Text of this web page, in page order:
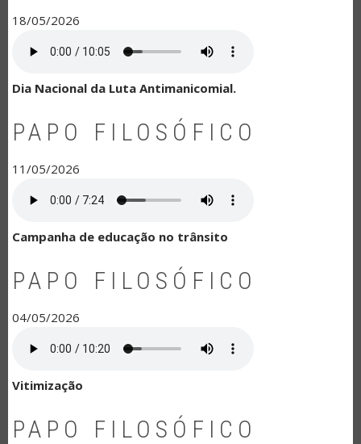
18/05/2026
Dia Nacional da Luta Antimanicomial.
PAPO FILOSÓFICO
11/05/2026
Campanha de educação no trânsito
PAPO FILOSÓFICO
04/05/2026
Vitimização
PAPO FILOSÓFICO